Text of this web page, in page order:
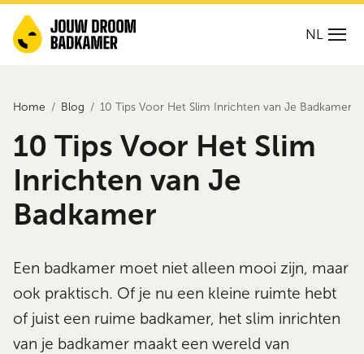
NL
Home Blog 10 Tips Voor Het Slim Inrichten van Je Badkamer
10 Tips Voor Het Slim
Inrichten van Je
Badkamer
Een badkamer moet niet alleen mooi zijn, maar
ook praktisch. Of je nu een kleine ruimte hebt
of juist een ruime badkamer, het slim inrichten
van je badkamer maakt een wereld van